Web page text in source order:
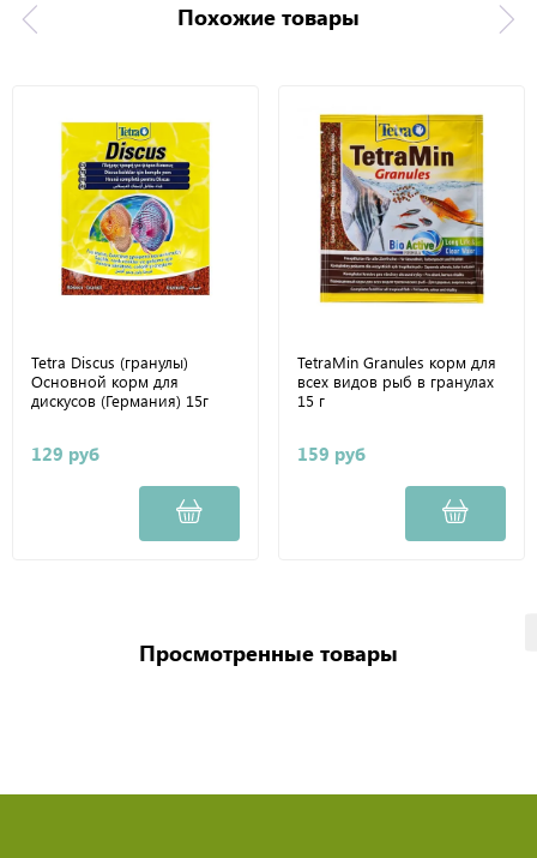
Похожие товары
Tetra Discus (гранулы)
Основной корм для
дискусов (Германия) 15г
129 руб
TetraMin Granules корм для
всех видов рыб в гранулах
15 г
159 руб
Просмотренные товары